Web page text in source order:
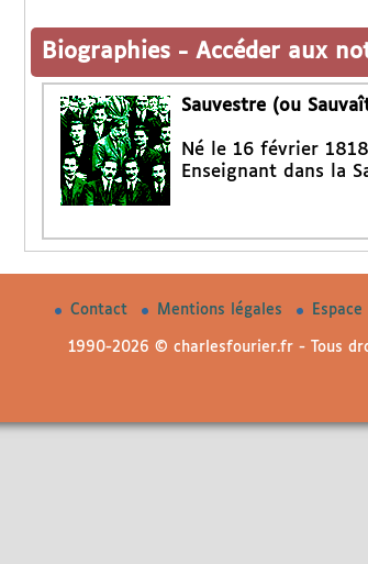
Biographies - Accéder aux
Sauvestre (ou
Né le 16 février
Enseignant dans la
Contact Mentions légales
1990-2026 © charlesfourier.fr - Tous